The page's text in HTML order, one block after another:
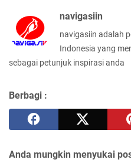
navigasiin
navigasiin adalah
Indonesia yang
sebagai petunjuk inspirasi anda
Berbagi :
Anda mungkin menyukai